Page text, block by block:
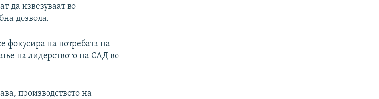
да извезуваат во
дозвола.
фокусира на потребата на
на лидерството на САД во
производството на